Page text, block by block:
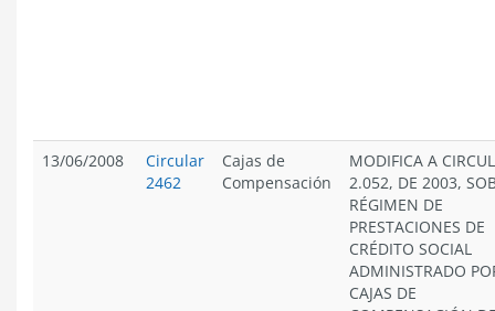
13/06/2008
Circular
2462
Cajas de
Compensación
MODIFICA A
2.052, DE 2003,
RÉGIMEN DE
PRESTACIONES DE
CRÉDITO SOCIAL
ADMINISTRADO
CAJAS DE